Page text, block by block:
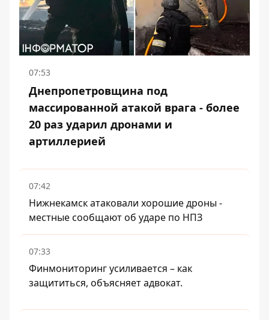
07:53
Днепропетровщина под
массированной атакой врага - более
20 раз ударил дронами и
артиллерией
07:42
Нижнекамск атаковали хорошие дроны -
местные сообщают об ударе по НПЗ
07:33
Финмониторинг усиливается – как
защититься, объясняет адвокат.